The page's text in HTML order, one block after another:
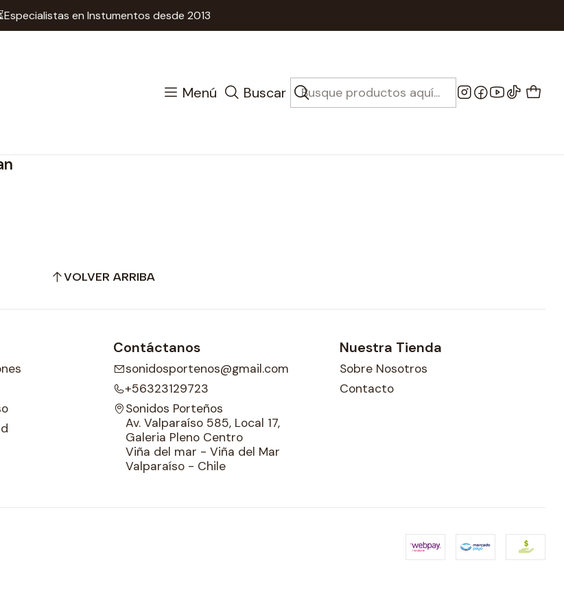
Menú Buscar
en Instumentos desde 2013
de Cuerda Accesorios Cuerdas
VOLVER ARRIBA
Contáctanos
sonidosportenos@gmail.com
+56323129723
Sonidos Porteños
Av. Valparaíso 585, Local 17,
Galeria Pleno Centro
Viña del mar - Viña del Mar
Valparaíso - Chile
Nuestra Tienda
Sobre Nosotros
Contacto